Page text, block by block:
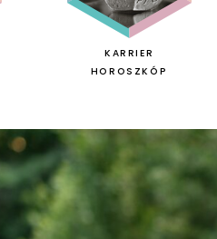
KARRIER
HOROSZKÓP